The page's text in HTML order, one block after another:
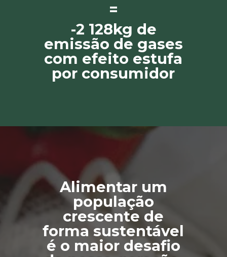
=
-2 128kg de
emissão de gases
com efeito estufa
por consumidor
Alimentar um
população
crescente de
forma sustentável
é o maior desafio